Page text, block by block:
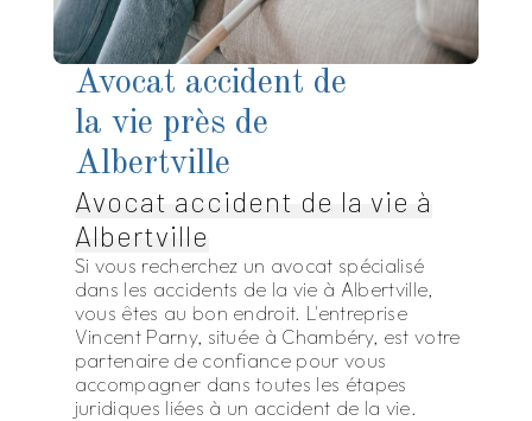
Avocat accident de
la vie près de
Albertville
Avocat accident de la vie à
Albertville
Si vous recherchez un avocat spécialisé
dans les accidents de la vie à Albertville,
vous êtes au bon endroit. L'entreprise
Vincent Parny, située à Chambéry, est votre
partenaire de confiance pour vous
accompagner dans toutes les étapes
juridiques liées à un accident de la vie.